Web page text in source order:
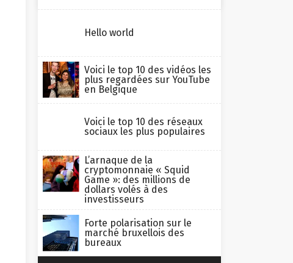
Hello world
Voici le top 10 des vidéos les
plus regardées sur YouTube
en Belgique
Voici le top 10 des réseaux
sociaux les plus populaires
L’arnaque de la
cryptomonnaie « Squid
Game »: des millions de
dollars volés à des
investisseurs
Forte polarisation sur le
marché bruxellois des
bureaux